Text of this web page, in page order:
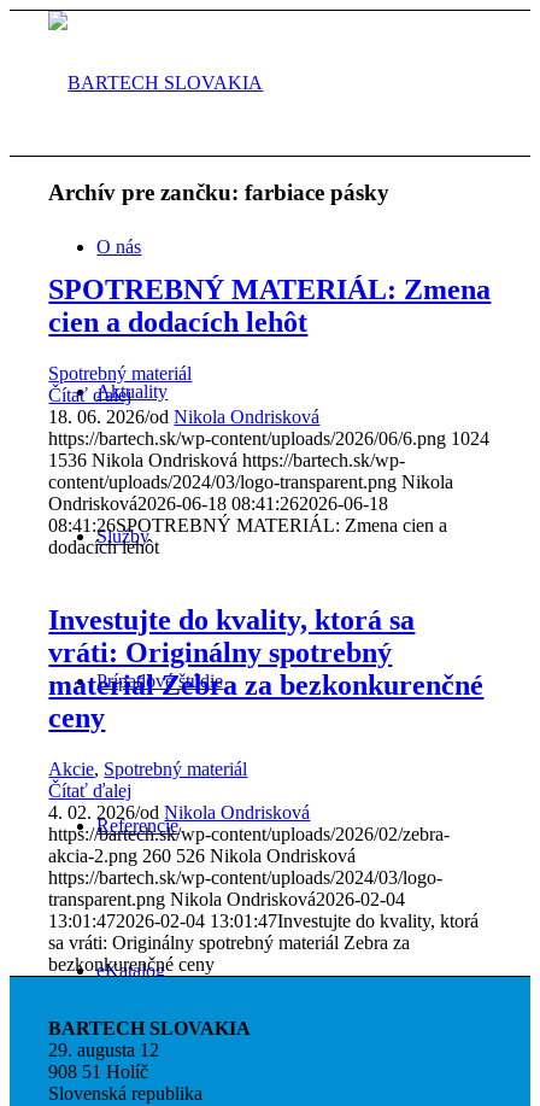
O nás
Aktuality
Služby
Prípadové štúdie
Referencie
eKatalog
Archív pre zančku:farbiace pásky
SPOTREBNÝ MATERIÁL: Zmena
cien a dodacích lehôt
Spotrebný materiál
Čítať ďalej
18. 06. 2026/odNikola Ondrisková
https://bartech.sk/wp-content/uploads/2026/06/6.png 1024
1536 Nikola Ondrisková https://bartech.sk/wp-
content/uploads/2024/03/logo-transparent.png Nikola
Ondrisková2026-06-18 08:41:262026-06-18
08:41:26SPOTREBNÝ MATERIÁL: Zmena cien a
dodacích lehôt
Investujte do kvality, ktorá sa
vráti: Originálny spotrebný
materiál Zebra za bezkonkurenčné
ceny
Akcie, Spotrebný materiál
Čítať ďalej
4. 02. 2026/odNikola Ondrisková
https://bartech.sk/wp-content/uploads/2026/02/zebra-
akcia-2.png 260 526 Nikola Ondrisková
https://bartech.sk/wp-content/uploads/2024/03/logo-
transparent.png Nikola Ondrisková2026-02-04
13:01:472026-02-04 13:01:47Investujte do kvality, ktorá
sa vráti: Originálny spotrebný materiál Zebra za
bezkonkurenčné ceny
BARTECH SLOVAKIA
29. augusta 12
908 51 Holíč
Slovenská republika